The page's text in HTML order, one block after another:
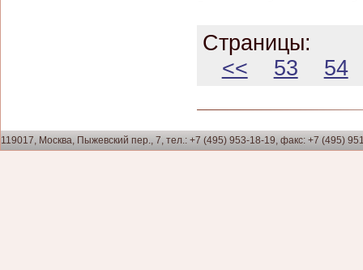
Страницы:
<<
53 54
119017, Москва, Пыжевский пер., 7, тел.: +7 (495) 953-18-19, факс: +7 (495)